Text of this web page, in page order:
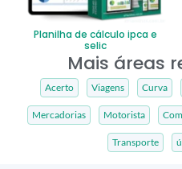
Planilha de cálculo ipca e
selic
Mais áreas
Acerto Viagens Curva
Mercadorias Motorista
Transporte